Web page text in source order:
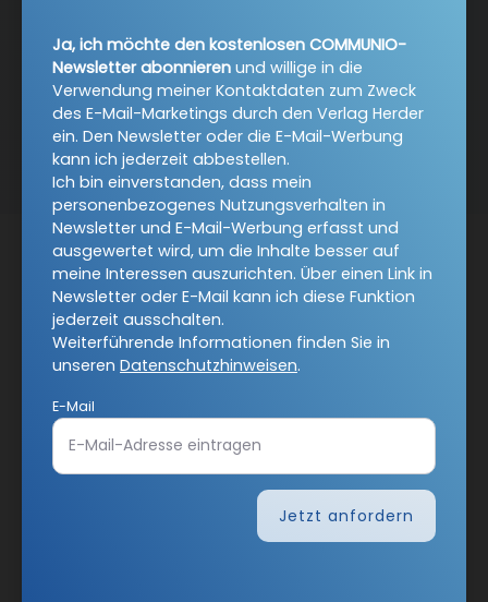
Nach oben
Ja, ich möchte den kostenlosen COMMUNIO-
Newsletter abonnieren und willige in die
Verwendung meiner Kontaktdaten zum Zweck
des E-Mail-Marketings durch den Verlag Herder
ein. Den Newsletter oder die E-Mail-Werbung
kann ich jederzeit abbestellen.
Ich bin einverstanden, dass mein
personenbezogenes Nutzungsverhalten in
Newsletter und E-Mail-Werbung erfasst und
ausgewertet wird, um die Inhalte besser auf
meine Interessen auszurichten. Über einen Link in
Newsletter oder E-Mail kann ich diese Funktion
jederzeit ausschalten.
Weiterführende Informationen finden Sie in
unseren Datenschutzhinweisen.
E-Mail
Jetzt anfordern